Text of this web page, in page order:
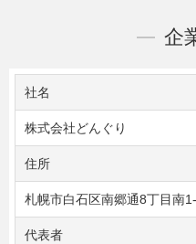
企
社名
株式会社どんぐり
住所
札幌市白石区南郷通8丁目南
代表者